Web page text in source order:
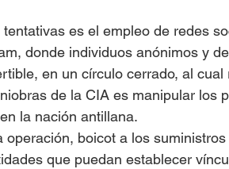
es el empleo de redes
donde individuos anónimos y
en un círculo cerrado, al cual
de la CIA es manipular los
la nación antillana.
boicot a los
que puedan establecer